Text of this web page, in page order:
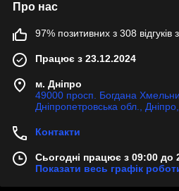
Про нас
97% позитивних з 308 відгуків
Працює з 23.12.2024
м. Дніпро
49000 просп. Богдана
Дніпропетровська обл.,
Контакти
Сьогодні працює з 09:00 до
Показати весь графік